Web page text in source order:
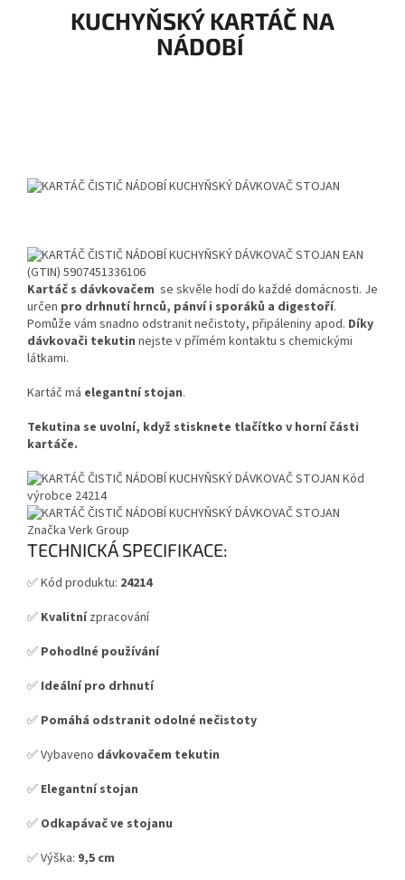
KUCHYŇSKÝ KARTÁČ NA
NÁDOBÍ
Kartáč s dávkovačem se skvěle hodí do každé domácnosti. Je
určen pro drhnutí hrnců, pánví i sporáků a digestoří.
Pomůže vám snadno odstranit nečistoty, připáleniny apod. Díky
dávkovači tekutin nejste v přímém kontaktu s chemickými
látkami.
Kartáč má elegantní stojan.
Tekutina se uvolní, když stisknete tlačítko v horní části
kartáče.
TECHNICKÁ SPECIFIKACE:
✅ Kód produktu: 24214
✅ Kvalitní zpracování
✅ Pohodlné používání
✅ Ideální pro drhnutí
✅ Pomáhá odstranit odolné nečistoty
✅ Vybaveno dávkovačem tekutin
✅ Elegantní stojan
✅ Odkapávač ve stojanu
✅ Výška: 9,5 cm